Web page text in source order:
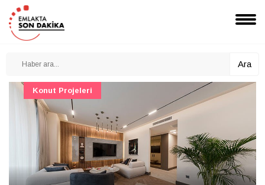
Ara
Konut Projeleri